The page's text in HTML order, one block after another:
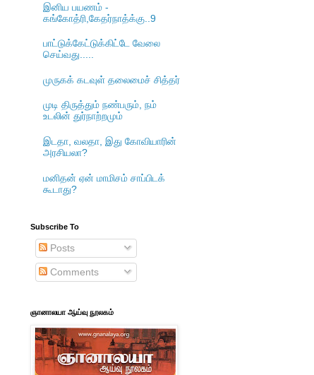
இனிய பயணம் -
கங்கோத்ரி,கேதர்நாத்க்கு..9
பாட்டுக்கேட்டுக்கிட்டே வேலை
செய்வது.....
முருகக் கடவுள் தலைமைச் சித்தர்
முடி திருத்தும் நண்பரும், நம்
உடலின் துர்நாற்றமும்
இடதா, வலதா, இது கோவியாரின்
அரசியலா?
மனிதன் ஏன் மாமிசம் சாப்பிடக்
கூடாது?
Subscribe To
Posts
Comments
ஞானாலயா ஆய்வு நூலகம்